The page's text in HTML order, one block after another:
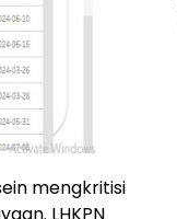
mengkritisi